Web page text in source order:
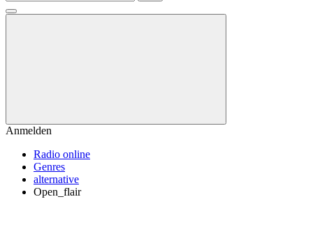
Anmelden
Radio online
Genres
alternative
Open_flair